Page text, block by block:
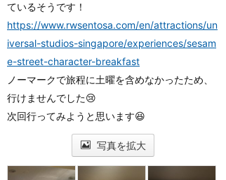
ているそうです！
https://www.rwsentosa.com/en/attractions/un
iversal-studios-singapore/experiences/sesam
e-street-character-breakfast
ノーマークで旅程に土曜を含めなかったため、
行けませんでした😢
次回行ってみようと思います😆
写真を拡大